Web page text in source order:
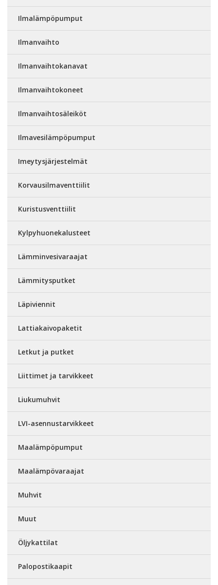
Ilmalämpöpumput
Ilmanvaihto
Ilmanvaihtokanavat
Ilmanvaihtokoneet
Ilmanvaihtosäleiköt
Ilmavesilämpöpumput
Imeytysjärjestelmät
Korvausilmaventtiilit
Kuristusventtiilit
Kylpyhuonekalusteet
Lämminvesivaraajat
Lämmitysputket
Läpiviennit
Lattiakaivopaketit
Letkut ja putket
Liittimet ja tarvikkeet
Liukumuhvit
LVI-asennustarvikkeet
Maalämpöpumput
Maalämpövaraajat
Muhvit
Muut
Öljykattilat
Palopostikaapit